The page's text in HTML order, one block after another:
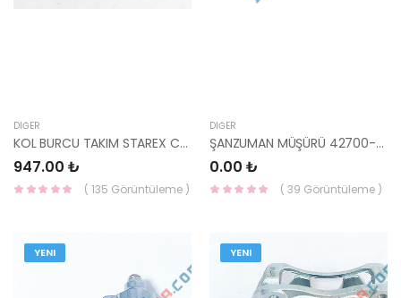
DIĞER
KOL BURCU TAKIM STAREX CRDİ KB4069LSTD-SAHIN
947.00 ₺
( 135 Görüntüleme )
DIĞER
ŞANZUMAN MÜŞÜRÜ 42700-26700-
0.00 ₺
( 39 Görüntüleme )
YENI YENI